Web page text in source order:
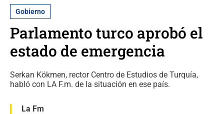
Gobierno
Parlamento turco aprobó el
estado de emergencia
Serkan Kökmen, rector Centro de Estudios de Turquía,
habló con LA F.m. de la situación en ese país.
La Fm